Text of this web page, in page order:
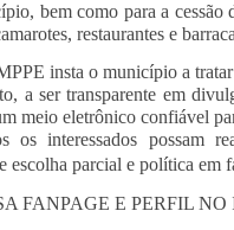
bem como para a
restaurantes e
insta o município a
a ser transparente em
meio eletrônico confiável
os interessados possam
escolha parcial e política em
FANPAGE E PERFIL